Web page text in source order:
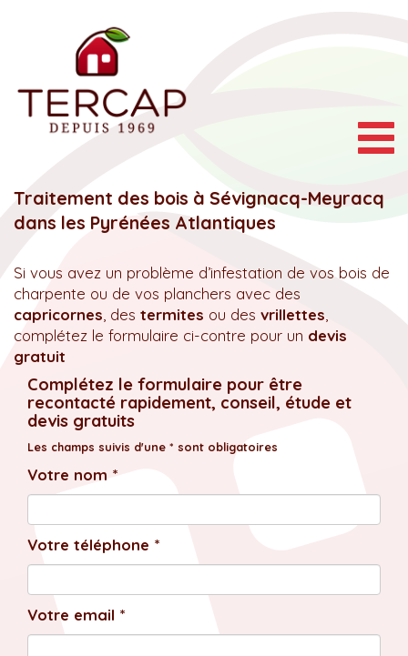
Traitement des bois à Sévignacq-Meyracq
dans les Pyrénées Atlantiques
Si vous avez un problème d’infestation de vos bois de
charpente ou de vos planchers avec des
capricornes , des termites ou des vrillettes
complétez le formulaire ci-contre pour un devis
gratuit
Complétez le formulaire pour être
recontacté rapidement, conseil, étude et
devis gratuits
Les champs suivis d'une * sont obligatoires
Votre nom *
Votre téléphone *
Votre email *